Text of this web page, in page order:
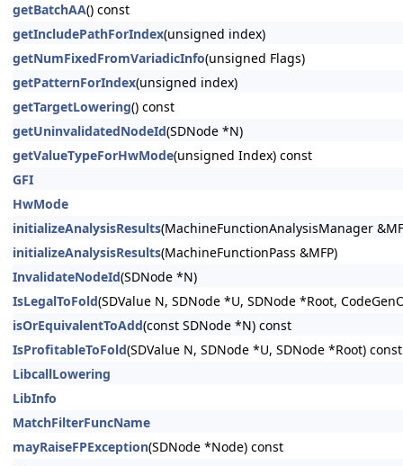
getBatchAA() const
getIncludePathForIndex(unsigned index)
getNumFixedFromVariadicInfo(unsigned Flags)
getPatternForIndex(unsigned index)
getTargetLowering() const
getUninvalidatedNodeId(SDNode *N)
getValueTypeForHwMode(unsigned Index) const
GFI
HwMode
initializeAnalysisResults(MachineFunctionAnalysisManager
initializeAnalysisResults(MachineFunctionPass &MFP)
InvalidateNodeId(SDNode *N)
IsLegalToFold(SDValue N, SDNode *U, SDNode *Root,
isOrEquivalentToAdd(const SDNode *N) const
IsProfitableToFold(SDValue N, SDNode *U, SDNode *Root) const
LibcallLowering
LibInfo
MatchFilterFuncName
mayRaiseFPException(SDNode *Node) const